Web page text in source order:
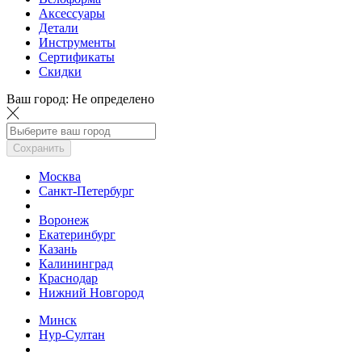
Аксессуары
Детали
Инструменты
Сертификаты
Скидки
Ваш город: Не определено
Сохранить
Москва
Санкт-Петербург
Воронеж
Екатеринбург
Казань
Калининград
Краснодар
Нижний Новгород
Минск
Нур-Султан